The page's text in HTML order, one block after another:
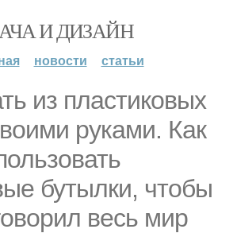
И ДИЗАЙН
новости статьи
из пластиковых
руками. Как
бутылки, чтобы
весь мир